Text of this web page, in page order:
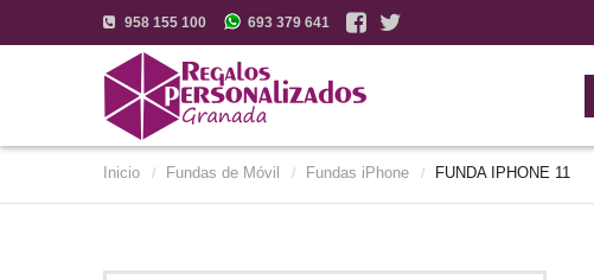
958 155 100 693 379 641
Inicio / Fundas de Móvil / Fundas iPhone / FUNDA IPHONE 11